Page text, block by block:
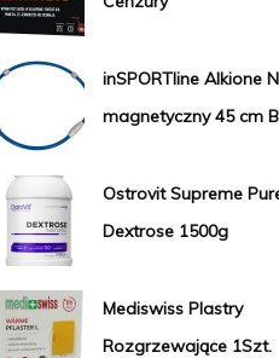
inSPORTline Alkione
magnetyczny 45 cm
Ostrovit Supreme
Dextrose 1500g
Mediswiss Plastry
Rozgrzewające 1Szt.